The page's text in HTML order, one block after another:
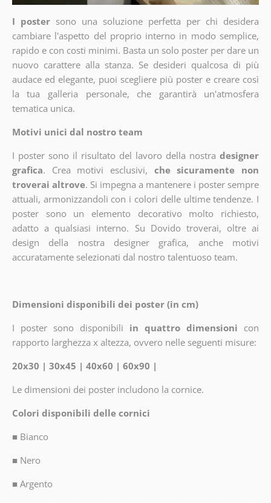
I poster sono una soluzione perfetta per chi desidera
cambiare l'aspetto del proprio interno in modo semplice,
rapido e con costi minimi. Basta un solo poster per dare un
nuovo carattere alla stanza. Se desideri qualcosa di più
audace ed elegante, puoi scegliere più poster e creare così
la tua galleria personale, che garantirà un'atmosfera
tematica unica.
Motivi unici dal nostro team
I poster sono il risultato del lavoro della nostra designer
grafica. Crea motivi esclusivi, che sicuramente non
troverai altrove. Si impegna a mantenere i poster sempre
attuali, armonizzandoli con i colori delle ultime tendenze. I
poster sono un elemento decorativo molto richiesto,
adatto a qualsiasi interno. Su Dovido troverai, oltre ai
design della nostra designer grafica, anche motivi
accuratamente selezionati dal nostro talentuoso team.
Dimensioni disponibili dei poster (in cm)
I poster sono disponibili in quattro dimensioni con
rapporto larghezza x altezza, ovvero nelle seguenti misure:
20x30 | 30x45 | 40x60 | 60x90 |
Le dimensioni dei poster includono la cornice.
Colori disponibili delle cornici
■ Bianco
■ Nero
■ Argento